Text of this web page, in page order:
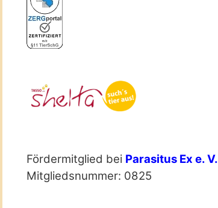
Fördermitglied bei Parasitus Ex e. V.
Mitgliedsnummer: 0825